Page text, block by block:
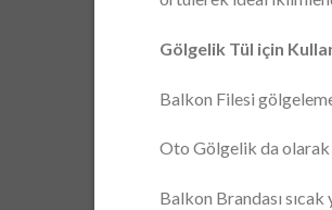
Gölgelik Tül için
Balkon Filesi
Oto Gölgelik da olarak
Balkon Brandası